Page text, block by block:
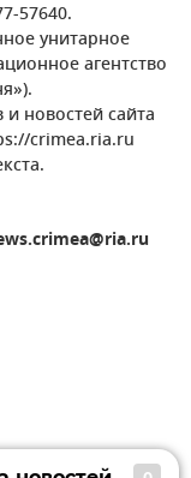
57640.
унитарное
агентство
новостей сайта
crimea.ria.ru